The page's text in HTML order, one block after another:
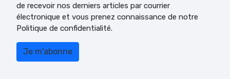
de recevoir nos derniers articles par courrier
électronique et vous prenez connaissance de notre
Politique de confidentialité.